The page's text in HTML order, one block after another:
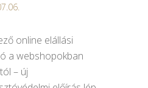
online elállási
a webshopokban
– új